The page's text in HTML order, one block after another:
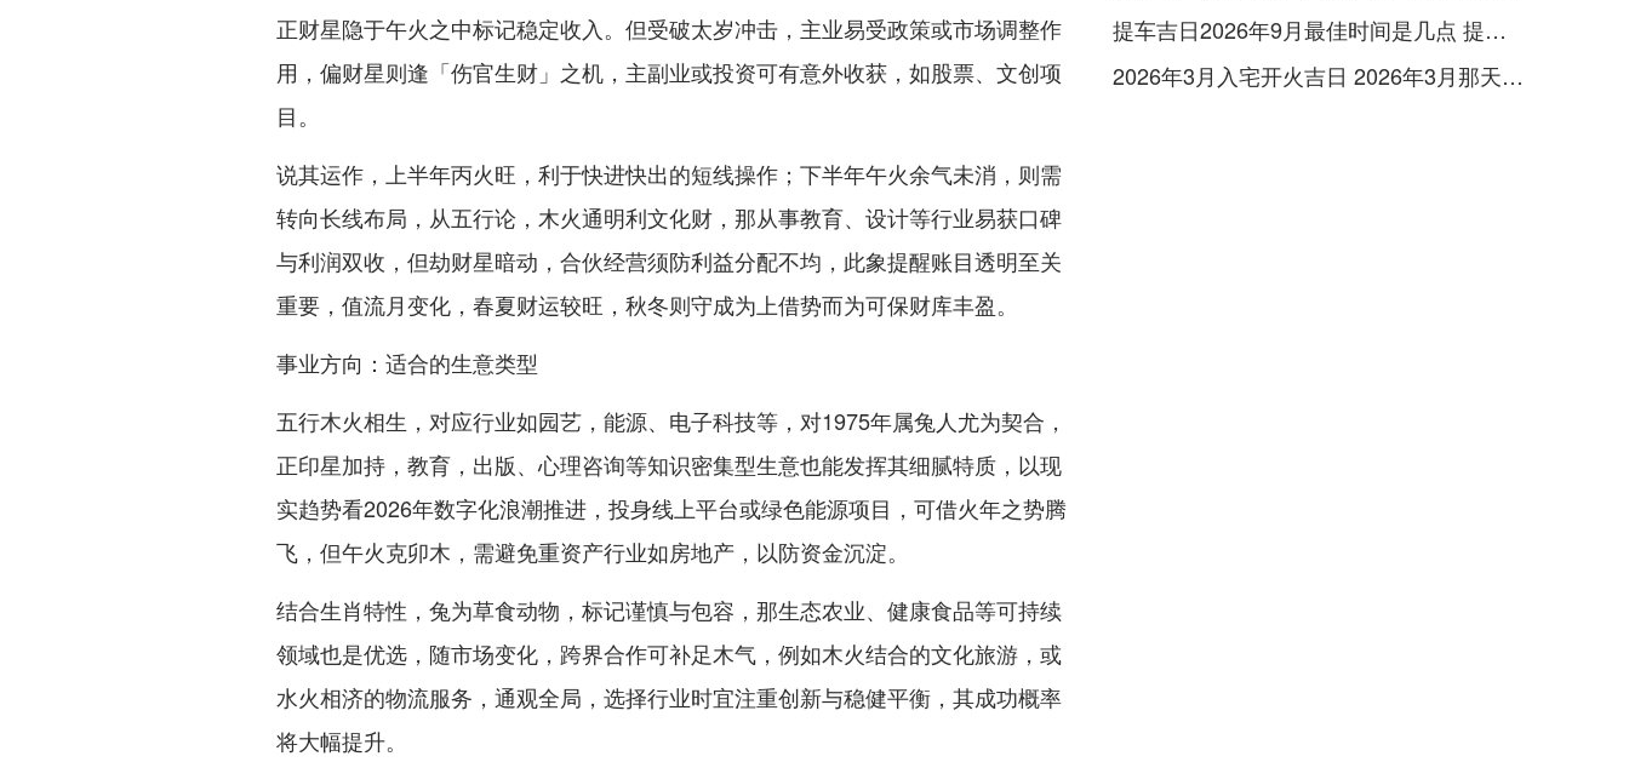
正财星隐于午火之中标记稳定收入。但受破太岁冲击，主业易受政策或市场调整作
用，偏财星则逢「伤官生财」之机，主副业或投资可有意外收获，如股票、文创项
目。
说其运作，上半年丙火旺，利于快进快出的短线操作；下半年午火余气未消，则需
转向长线布局，从五行论，木火通明利文化财，那从事教育、设计等行业易获口碑
与利润双收，但劫财星暗动，合伙经营须防利益分配不均，此象提醒账目透明至关
重要，值流月变化，春夏财运较旺，秋冬则守成为上借势而为可保财库丰盈。
事业方向：适合的生意类型
五行木火相生，对应行业如园艺，能源、电子科技等，对1975年属兔人尤为契合，
正印星加持，教育，出版、心理咨询等知识密集型生意也能发挥其细腻特质，以现
实趋势看2026年数字化浪潮推进，投身线上平台或绿色能源项目，可借火年之势腾
飞，但午火克卯木，需避免重资产行业如房地产，以防资金沉淀。
结合生肖特性，兔为草食动物，标记谨慎与包容，那生态农业、健康食品等可持续
领域也是优选，随市场变化，跨界合作可补足木气，例如木火结合的文化旅游，或
水火相济的物流服务，通观全局，选择行业时宜注重创新与稳健平衡，其成功概率
将大幅提升。
提车吉日2026年9月最佳时间是几点 提车吉日2026年12月份查询
2026年3月入宅开火吉日 2026年3月那天适合入宅